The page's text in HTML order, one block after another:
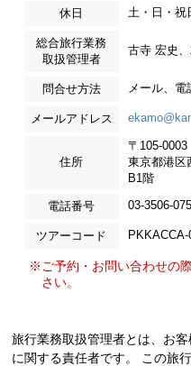
休日 土・日・祝
総合旅行業務
取扱管理者
古寺 宏史
問合せ方法 メール、電
メールアドレス
住所
〒105-0003
東京都港
B1階
電話番号 03-3506-
ツアーコード
※ご予約・お問い合わせの
さい。
旅行業務取扱管理者とは、お
に関する責任者です。 この旅